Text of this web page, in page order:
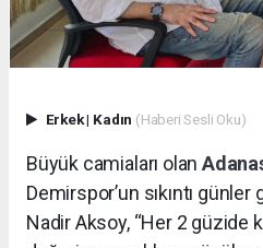
Erkek| Kadın (Haberi Sesli Oku)
Büyük camiaları olan
Demirspor’un sıkıntı
Nadir Aksoy, “Her 2 güzide